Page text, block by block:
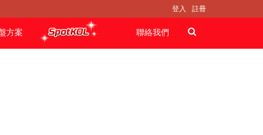
登入 註冊
方案 聯絡我們